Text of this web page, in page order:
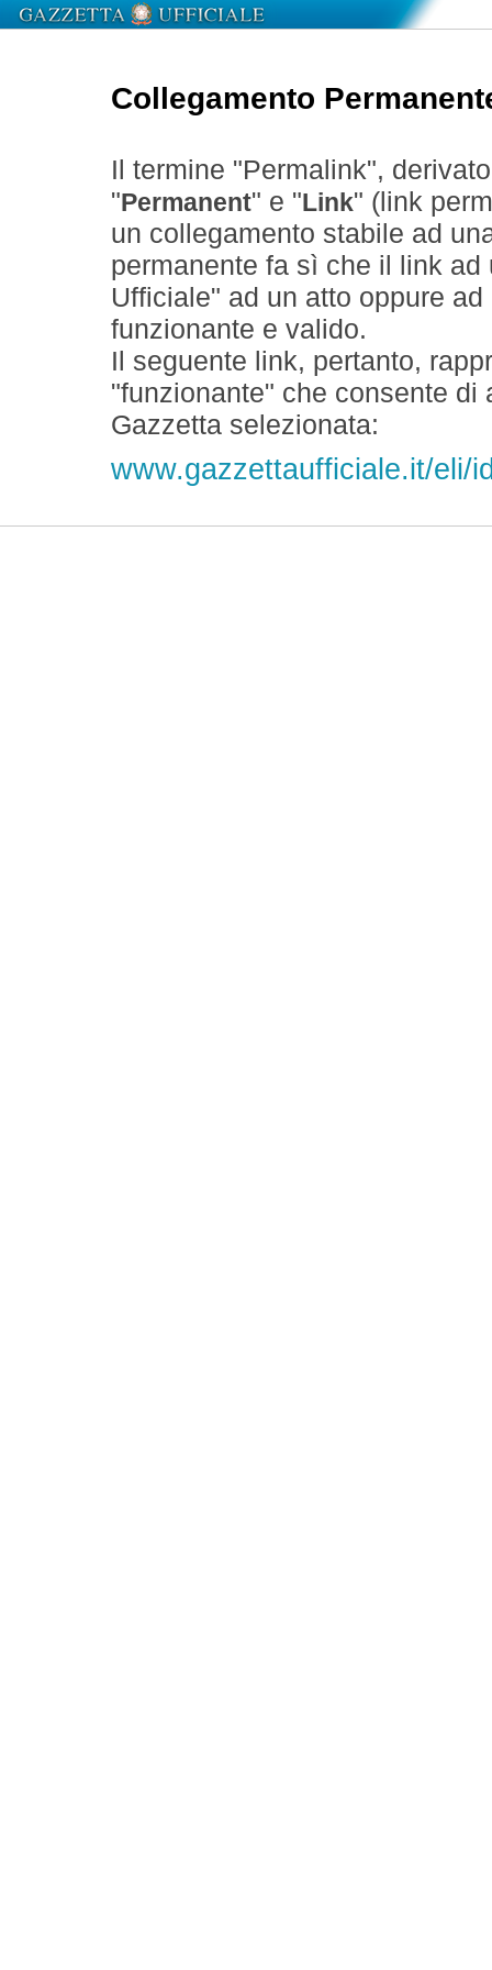
Collegamento
Il termine "Permalink",
" Permanent" e " Link" (link
un collegamento stabile ad
permanente fa sì che il link
Ufficiale" ad un atto oppure
funzionante e valido.
Il seguente link, pertanto,
"funzionante" che consente
Gazzetta selezionata:
www.gazzettaufficiale.it/eli/